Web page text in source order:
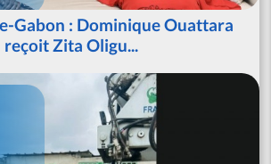
Gabon : Dominique Ouattara
reçoit Zita Oligu...